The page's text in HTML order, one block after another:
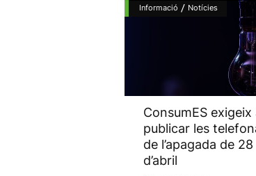
Informació / Notícies
ConsumES exigeix
publicar les
de l’apagada de 28
d’abril